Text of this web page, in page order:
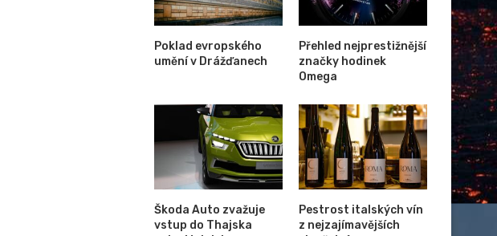
Poklad evropského
umění v Drážďanech
Přehled nejprestižnější
značky hodinek
Omega
Škoda Auto zvažuje
vstup do Thajska
Pestrost italských vín
z nejzajímavějších